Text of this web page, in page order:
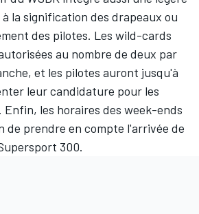
la signification des drapeaux ou
des pilotes. Les wild-cards
au nombre de deux par
et les pilotes auront jusqu'à
leur candidature pour les
Enfin, les horaires des week-ends
de prendre en compte l'arrivée de
300.